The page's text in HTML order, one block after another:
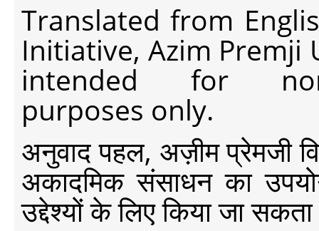
Translated from
Initiative, Azim Premji
intended for non-
purposes only.
अनुवाद पहल, अज़ीम प्रेमजी
अकादमिक संसाधन का
उद्देश्यों के लिए किया जा